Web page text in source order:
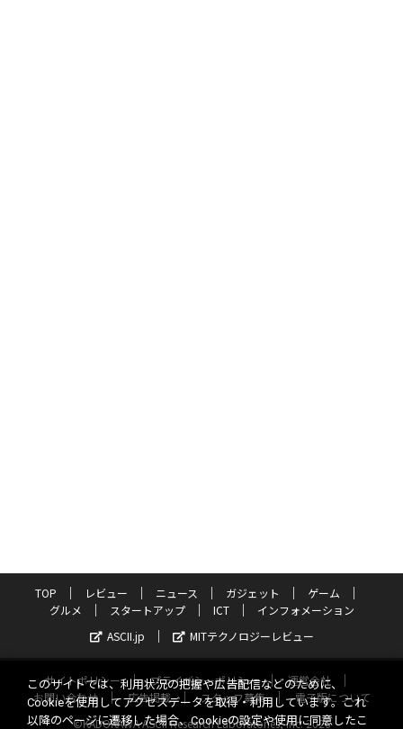
TOP レビュー ニュース ガジェット
ゲーム
グルメ
スタートアップ ICT
インフォメーション
ASCII.jp
MITテクノロジーレビュー
サイトポリシー プライバシーポリシー
運営会社
お問い合わせ
広告掲載 スタッフ募集
電子版について
©KADOKAWA ASCII Research Laboratories, Inc. 2026
このサイトでは、利用状況の把握や広告配信などのために、
Cookieを使用してアクセスデータを取得・利用しています。これ
以降のページに遷移した場合、Cookieの設定や使用に同意したこ